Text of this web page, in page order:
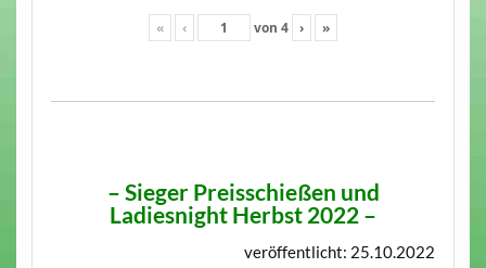
« ‹ von 4 › »
– Sieger Preisschießen und
Ladiesnight Herbst 2022 –
veröffentlicht: 25.10.2022